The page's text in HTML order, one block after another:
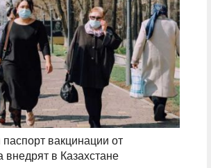
вакцинации от
внедрят в Казахстане